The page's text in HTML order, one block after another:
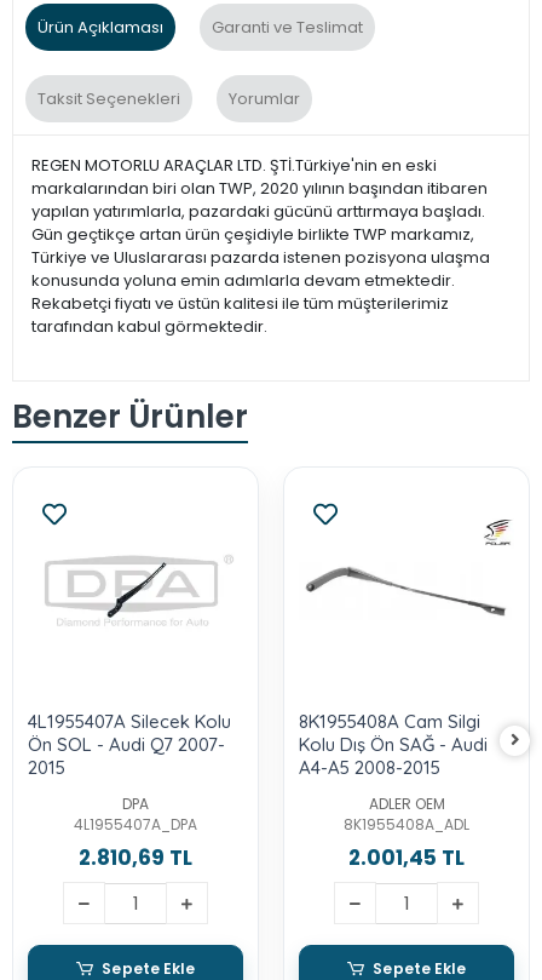
Ürün Açıklaması Garanti ve Teslimat
Taksit Seçenekleri Yorumlar
REGEN MOTORLU ARAÇLAR LTD. ŞTİ.Türkiye'nin en eski
markalarından biri olan TWP, 2020 yılının başından itibaren
yapılan yatırımlarla, pazardaki gücünü arttırmaya başladı.
Gün geçtikçe artan ürün çeşidiyle birlikte TWP markamız,
Türkiye ve Uluslararası pazarda istenen pozisyona ulaşma
konusunda yoluna emin adımlarla devam etmektedir.
Rekabetçi fiyatı ve üstün kalitesi ile tüm müşterilerimiz
tarafından kabul görmektedir.
Benzer Ürünler
4L1955407A Silecek Kolu
Ön SOL - Audi Q7 2007-
2015
DPA
4L1955407A_DPA
2.810,69 TL
Sepete Ekle
8K1955408A Cam Silgi
Kolu Dış Ön SAĞ - Audi
A4-A5 2008-2015
ADLER OEM
8K1955408A_ADL
2.001,45 TL
Sepete Ekle